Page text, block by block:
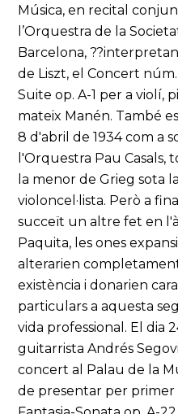
Música, en recital
l’Orquestra de la
Barcelona,
de Liszt, el Concert
Suite op. A-1 per a violí,
mateix Manén. També
8 d'abril de 1934 com a
l'Orquestra Pau Casals,
la menor de Grieg sota
violoncel·lista. Però a
succeït un altre fet en
Paquita, les ones
alterarien
existència i donarien
particulars a aquesta
vida professional. El dia
guitarrista Andrés
concert al Palau de la
de presentar per primer